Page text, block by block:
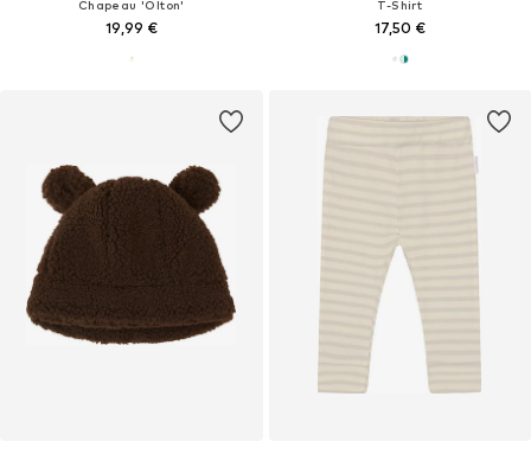
Chapeau 'Olton'
19,99 €
T-Shirt
17,50 €